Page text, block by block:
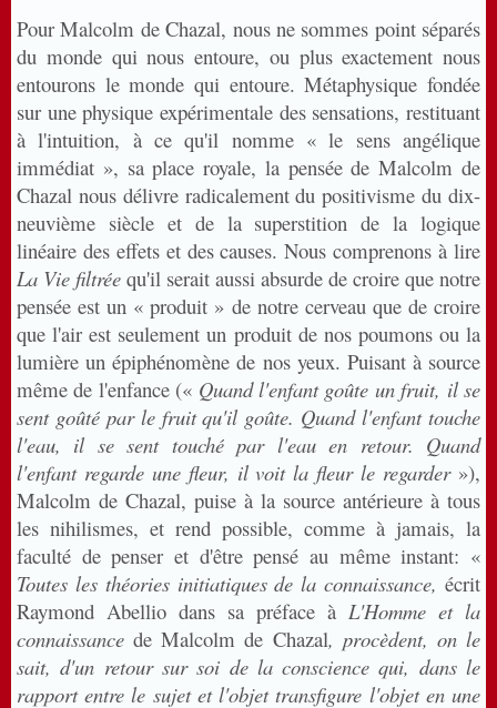
Pour Malcolm de Chazal, nous ne sommes point séparés
du monde qui nous entoure, ou plus exactement nous
entourons le monde qui entoure. Métaphysique fondée
sur une physique expérimentale des sensations, restituant
à l'intuition, à ce qu'il nomme « le sens angélique
immédiat », sa place royale, la pensée de Malcolm de
Chazal nous délivre radicalement du positivisme du dix-
neuvième siècle et de la superstition de la logique
linéaire des effets et des causes. Nous comprenons à lire
La Vie filtrée qu'il serait aussi absurde de croire que notre
pensée est un « produit » de notre cerveau que de croire
que l'air est seulement un produit de nos poumons ou la
lumière un épiphénomène de nos yeux. Puisant à source
même de l'enfance (« Quand l'enfant goûte un fruit, il se
sent goûté par le fruit qu'il goûte. Quand l'enfant touche
l'eau, il se sent touché par l'eau en retour. Quand
l'enfant regarde une fleur, il voit la fleur le regarder »),
Malcolm de Chazal, puise à la source antérieure à tous
les nihilismes, et rend possible, comme à jamais, la
faculté de penser et d'être pensé au même instant: «
Toutes les théories initiatiques de la connaissance, écrit
Raymond Abellio dans sa préface à L'Homme et la
connaissance de Malcolm de Chazal, procèdent, on le
sait, d'un retour sur soi de la conscience qui, dans le
rapport entre le sujet et l'objet transfigure l'objet en une